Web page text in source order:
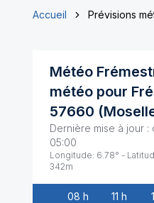
Accueil Prévisions
Météo
météo pour
57660 (
Dernière mise à jour :
05:00
Longitude: 6.78° -
342m
08 h 11 h